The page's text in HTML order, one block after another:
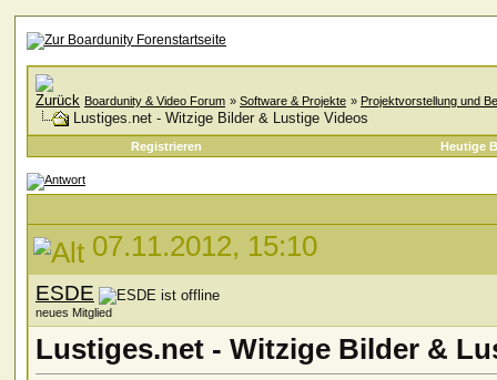
Boardunity & Video Forum » Software & Projekte » Projektvorstellung und
Lustiges.net - Witzige Bilder & Lustige Videos
Registrieren Heutige
07.11.2012, 15:10
ESDE
neues Mitglied
Lustiges.net - Witzige Bilder &